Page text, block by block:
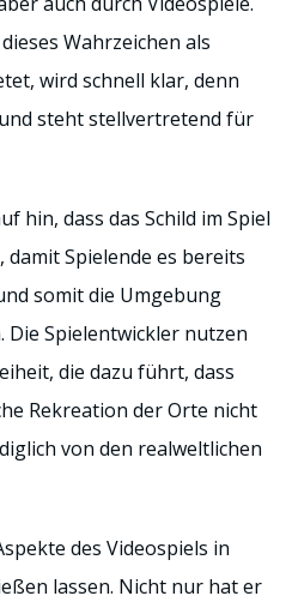
Wahrzeichen als
wird schnell klar, denn
steht stellvertretend für
hin, dass das Schild im Spiel
Spielende es bereits
somit die Umgebung
Spielentwickler nutzen
die dazu führt, dass
Rekreation der Orte nicht
von den realweltlichen
des Videospiels in
lassen. Nicht nur hat er